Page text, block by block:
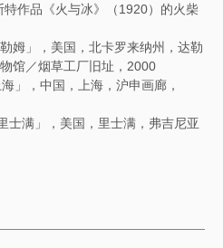
作品《火与冰》（1920）的火柴
姆」，美国，北卡罗来纳州，达勒
馆／烟草工厂旧址，2000
，中国，上海，沪申画廊，
」，美国，里士满，弗吉尼亚